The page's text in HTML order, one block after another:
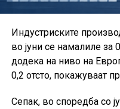
проекти, за игри на
Од ССКМ посочуваат
создавање современ и
клима, развој на
Индустриските
во јуни се намалиле за
додека на ниво на
0,2 отсто, покажуваат
Сепак, во споредба со